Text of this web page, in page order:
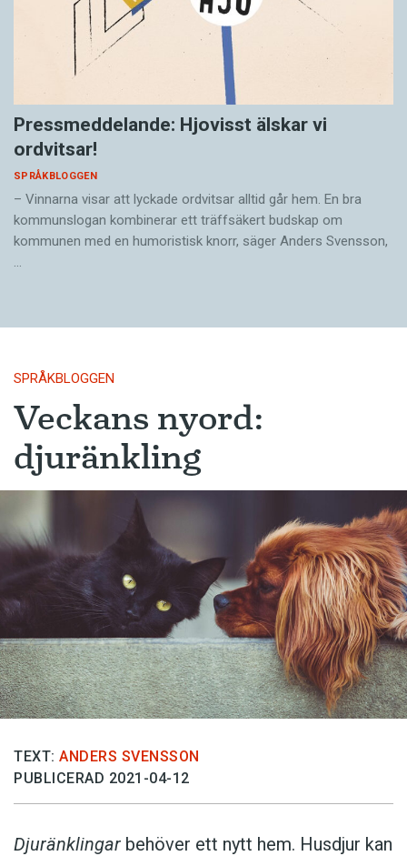
Pressmeddelande: Hjovisst älskar vi
ordvitsar!
SPRÅKBLOGGEN
– Vinnarna visar att lyckade ordvitsar alltid går hem. En bra
kommunslogan kombinerar ett träffsäkert budskap om
kommunen med en humoristisk knorr, säger Anders Svensson,
…
SPRÅKBLOGGEN
Veckans nyord:
djuränkling
TEXT: ANDERS SVENSSON
PUBLICERAD 2021-04-12
Djuränklingar behöver ett nytt hem. Husdjur kan